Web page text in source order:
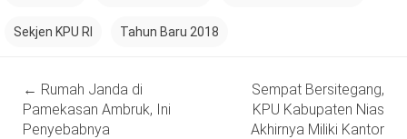
Sekjen KPU RI Tahun Baru 2018
navigation
← Rumah Janda di
Pamekasan Ambruk, Ini
Penyebabnya
Sempat Bersitegang,
KPU Kabupaten Nias
Akhirnya Miliki Kantor